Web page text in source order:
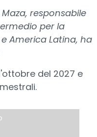
responsabile
per la
e America Latina, ha
del 2027 e